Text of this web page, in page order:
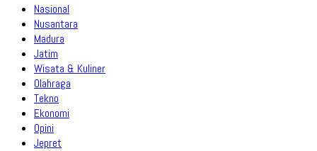
Nasional
Nusantara
Madura
Jatim
Wisata & Kuliner
Olahraga
Tekno
Ekonomi
Opini
Jepret